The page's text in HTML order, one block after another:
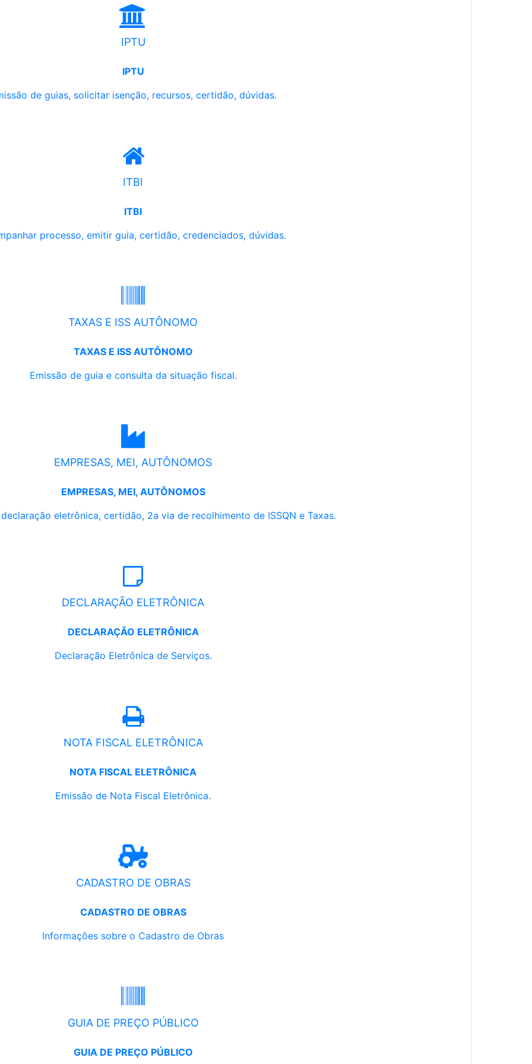
IPTU
IPTU
de guias, solicitar isenção, recursos, certidão, dúvidas.
ITBI
ITBI
processo, emitir guia, certidão, credenciados, dúvidas.
TAXAS E ISS AUTÔNOMO
TAXAS E ISS AUTÔNOMO
Emissão de guia e consulta da situação fiscal.
EMPRESAS, MEI, AUTÔNOMOS
EMPRESAS, MEI, AUTÔNOMOS
eletrônica, certidão, 2a via de recolhimento de ISSQN e Taxas.
DECLARAÇÃO ELETRÔNICA
DECLARAÇÃO ELETRÔNICA
Declaração Eletrônica de Serviços.
NOTA FISCAL ELETRÔNICA
NOTA FISCAL ELETRÔNICA
Emissão de Nota Fiscal Eletrônica.
CADASTRO DE OBRAS
CADASTRO DE OBRAS
Informações sobre o Cadastro de Obras
GUIA DE PREÇO PÚBLICO
GUIA DE PREÇO PÚBLICO